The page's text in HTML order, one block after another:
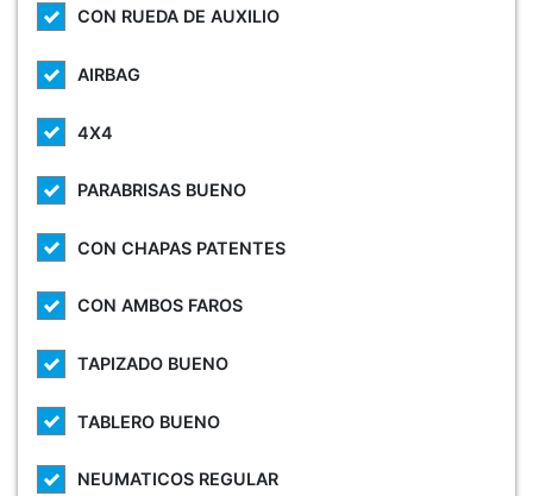
CON RUEDA DE AUXILIO
AIRBAG
4X4
PARABRISAS BUENO
CON CHAPAS PATENTES
CON AMBOS FAROS
TAPIZADO BUENO
TABLERO BUENO
NEUMATICOS REGULAR